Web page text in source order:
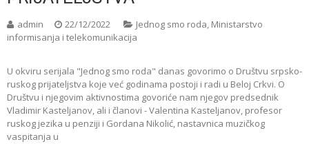
admin 22/12/2022 Jednog smo roda, Ministarstvo
informisanja i telekomunikacija
U okviru serijala "Jednog smo roda" danas govorimo o Društvu srpsko-
ruskog prijateljstva koje već godinama postoji i radi u Beloj Crkvi. O
Društvu i njegovim aktivnostima govoriće nam njegov predsednik
Vladimir Kasteljanov, ali i članovi - Valentina Kasteljanov, profesor
ruskog jezika u penziji i Gordana Nikolić, nastavnica muzičkog
vaspitanja u